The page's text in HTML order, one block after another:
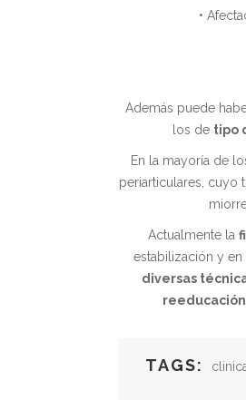
•
Además puede
los de tipo
En la mayoría de
periarticulares, cuyo
Actualmente la
estabilización y
diversas
TAGS: